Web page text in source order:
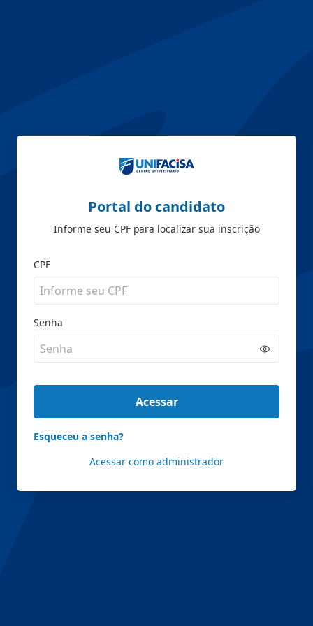
Portal do candidato
Informe seu CPF para localizar sua inscrição
CPF
Senha
Acessar
Esqueceu a senha?
Acessar como administrador